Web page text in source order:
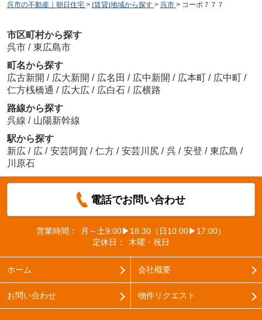
呉市の不動産｜朝日住宅 > (賃貸)地域から探す > 呉市 > コーポ７７７
市区町村から探す
呉市 / 東広島市
町名から探す
広古新開 / 広大新開 / 広名田 / 広中新開 / 広本町 / 広中町 /
仁方桟橋通 / 広大広 / 広白石 / 広横路
路線から探す
呉線 / 山陽新幹線
駅から探す
新広 / 広 / 安芸阿賀 / 仁方 / 安芸川尻 / 呉 / 安登 / 東広島 /
川原石
電話でお問い合わせ
営業時間：
月～土9:00▶18:30（日10:00▶17:00）
定休日：
木曜・祝日
ホーム 会社概要
お問い合わせ 物件リクエスト